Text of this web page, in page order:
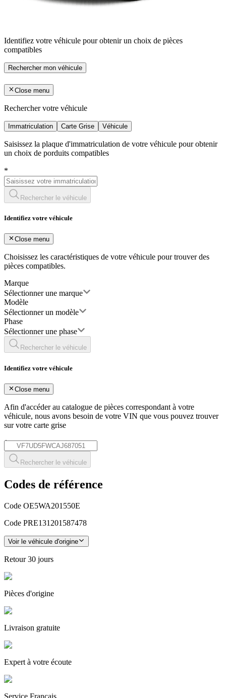
Identifiez votre véhicule pour obtenir un choix de pièces
compatibles
Rechercher mon véhicule
Close menu
Rechercher votre véhicule
Immatriculation Carte Grise Véhicule
Saisissez la plaque d'immatriculation de votre véhicule pour obtenir
un choix de porduits compatibles
*
Rechercher le véhicule
Identifiez votre véhicule
Close menu
Choisissez les caractéristiques de votre véhicule pour trouver des
pièces compatibles.
Marque
Sélectionner une marque
Modèle
Sélectionner un modèle
Phase
Sélectionner une phase
Rechercher le véhicule
Identifiez votre véhicule
Close menu
Afin d'accéder au catalogue de pièces correspondant à votre
véhicule, nous avons besoin de votre VIN que vous pouvez trouver
sur votre carte grise
*
Rechercher le véhicule
Codes de référence
Code OE5WA201550E
Code PRE131201587478
Voir le véhicule d'origine
Retour30 jours
Pièces d'origine
Livraison gratuite
Expert à votre écoute